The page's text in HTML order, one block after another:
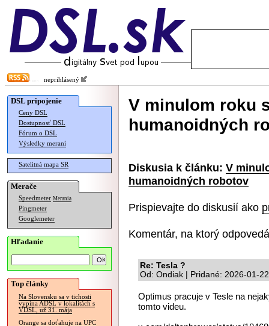
neprihlásený
DSL pripojenie
Ceny DSL
Dostupnosť DSL
Fórum o DSL
Výsledky meraní
Satelitná mapa SR
Merače
Speedmeter Merania
Pingmeter
Googlemeter
Hľadanie
Top články
Na Slovensku sa v tichosti
vypína ADSL v lokalitách s
VDSL, už 31. mája
Orange sa doťahuje na UPC
V minulom roku
humanoidných
Diskusia k článku: V
humanoidných robotov
Prispievajte do diskusií ako
Komentár, na ktorý
Re: Tesla ?
Od: Ondiak | Pridané: 2026-01-
Optimus pracuje v Tesle na
tomto videu.